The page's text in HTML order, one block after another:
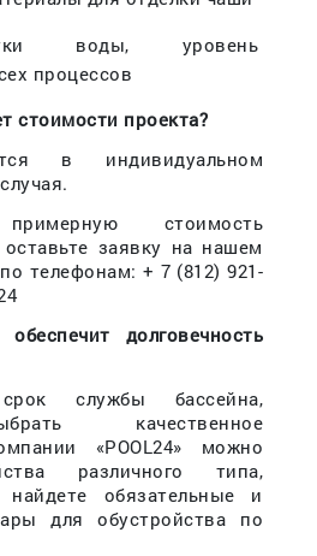
воды, уровень
процессов
стоимости проекта?
в индивидуальном
стоимость
заявку на нашем
телефонам: + 7 (812) 921-
долговечность
службы бассейна,
качественное
«POOL24» можно
различного типа,
обязательные и
для обустройства по